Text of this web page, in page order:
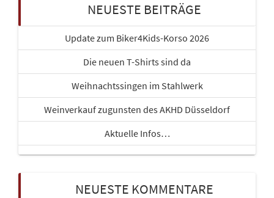
NEUESTE BEITRÄGE
Update zum Biker4Kids-Korso 2026
Die neuen T-Shirts sind da
Weihnachtssingen im Stahlwerk
Weinverkauf zugunsten des AKHD Düsseldorf
Aktuelle Infos…
NEUESTE KOMMENTARE